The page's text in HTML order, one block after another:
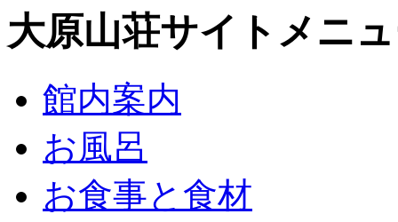
大原山荘サイトメニ
館内案内
お風呂
お食事と食材